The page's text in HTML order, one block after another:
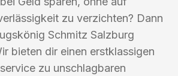
zu verzichten? Dann
Schmitz Salzburg
bieten dir einen erstklassigen
zu unschlagbaren